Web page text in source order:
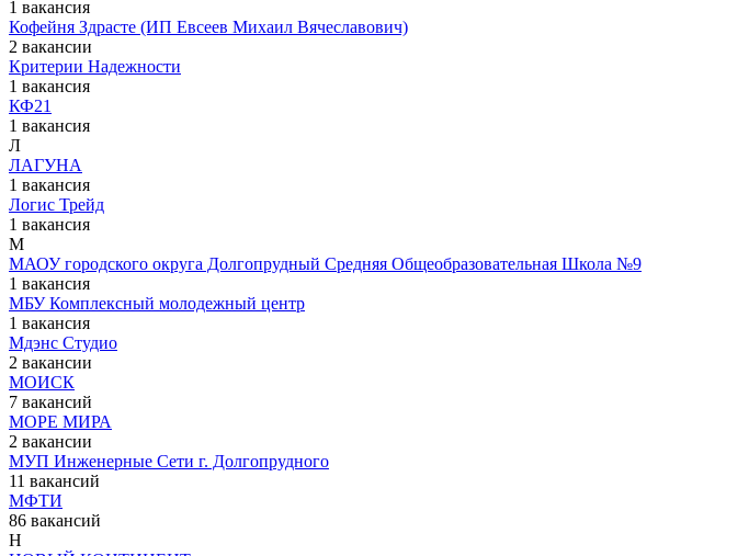
1 вакансия
Кофейня Здрасте (ИП Евсеев Михаил Вячеславович)
2 вакансии
Критерии Надежности
1 вакансия
КФ21
1 вакансия
Л
ЛАГУНА
1 вакансия
Логис Трейд
1 вакансия
М
МАОУ городского округа Долгопрудный Средняя Общеобразовательная Школа №9
1 вакансия
МБУ Комплексный молодежный центр
1 вакансия
Мдэнс Студио
2 вакансии
МОИСК
7 вакансий
МОРЕ МИРА
2 вакансии
МУП Инженерные Сети г. Долгопрудного
11 вакансий
МФТИ
86 вакансий
Н